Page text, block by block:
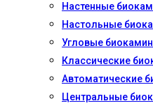
Настенные
Настoльные
Угловые
Классические
Автоматические
Центральные